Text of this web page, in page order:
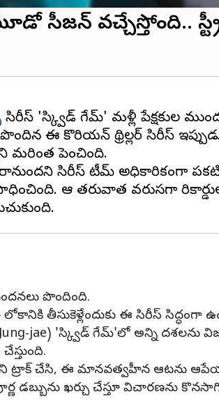
సీజన్‌ వచ్చేస్తోంది..
సిరీస్‌ 'స్క్విడ్ గేమ్‌' మళ్లీ ప్రేక్షకుల
ఈ కొరియన్‌ థ్రిల్లర్‌ సిరీస్‌
మరింత పెంచింది.
సిరీస్‌ టీమ్‌ అధికారికంగా
ఆ తరువాత వరుసగా
పొందింది.
తీసుకెళ్లేందుకు ఈ సిరీస్‌ సిద్ధంగా
jae) 'స్క్విడ్ గేమ్‌'లో అన్ని దశలను
ట్రాక్‌ చేసి, ఈ మానవత్వహీన ఆటను
డబ్బును ఖర్చు చేస్తూ విచారణను